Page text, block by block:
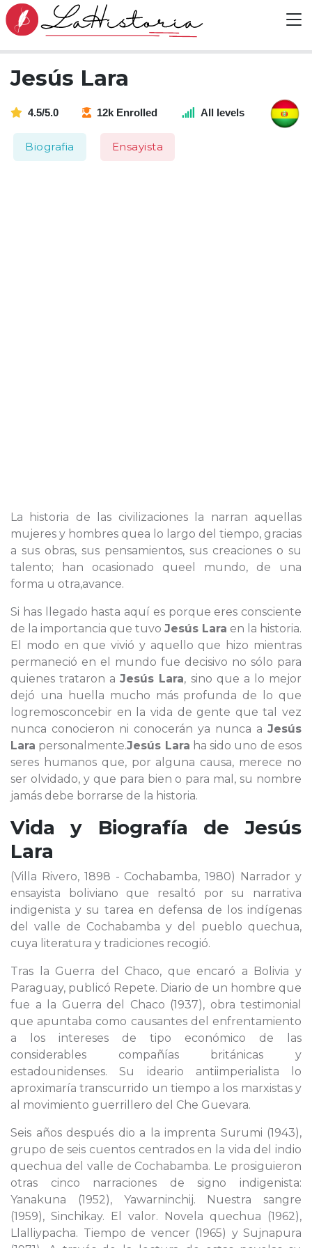
Jesús Lara
4.5/5.0 12k Enrolled All levels
Biografia Ensayista
La historia de las civilizaciones la narran aquellas
mujeres y hombres quea lo largo del tiempo, gracias
a sus obras, sus pensamientos, sus creaciones o su
talento; han ocasionado queel mundo, de una
forma u otra,avance.
Si has llegado hasta aquí es porque eres consciente
de la importancia que tuvo Jesús Lara en la historia.
El modo en que vivió y aquello que hizo mientras
permaneció en el mundo fue decisivo no sólo para
quienes trataron aJesús Lara, sino que a lo mejor
dejó una huella mucho más profunda de lo que
logremosconcebir en la vida de gente que tal vez
nunca conocieron ni conocerán ya nunca a Jesús
Lara personalmente.Jesús Lara ha sido uno de esos
seres humanos que, por alguna causa, merece no
ser olvidado, y que para bien o para mal, su nombre
jamás debe borrarse de la historia.
Vida y Biografía de Jesús
Lara
(Villa Rivero, 1898 - Cochabamba, 1980) Narrador y
ensayista boliviano que resaltó por su narrativa
indigenista y su tarea en defensa de los indígenas
del valle de Cochabamba y del pueblo quechua,
cuya literatura y tradiciones recogió.
Tras la Guerra del Chaco, que encaró a Bolivia y
Paraguay, publicó Repete. Diario de un hombre que
fue a la Guerra del Chaco (1937), obra testimonial
que apuntaba como causantes del enfrentamiento
a los intereses de tipo económico de las
considerables compañías británicas y
estadounidenses. Su ideario antiimperialista lo
aproximaría transcurrido un tiempo a los marxistas y
al movimiento guerrillero del Che Guevara.
Seis años después dio a la imprenta Surumi (1943),
grupo de seis cuentos centrados en la vida del indio
quechua del valle de Cochabamba. Le prosiguieron
otras cinco narraciones de signo indigenista:
Yanakuna (1952), Yawarninchij. Nuestra sangre
(1959), Sinchikay. El valor. Novela quechua (1962),
Llalliypacha. Tiempo de vencer (1965) y Sujnapura